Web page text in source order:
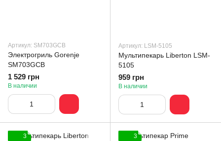
Артикул: SM703GCB
Электрогриль Gorenje
SM703GCB
1 529 грн
В наличии
Артикул: LSM-5105
Мультипекарь Liberton LSM-
5105
959 грн
В наличии
3
3